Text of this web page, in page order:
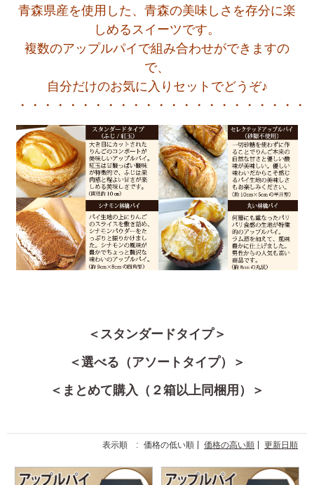
青森県産を使用した、青森の美味しさを存分に楽
しめるスイーツです。
複数のアップルパイで組み合わせができますの
で、
自分だけのお気に入りセットでどうぞ♪
・・・・・・・・・・・・・・・・・・・・・・・
＜スタンダードタイプ＞
＜選べる（アソートタイプ）＞
＜まとめて購入（２箱以上同梱用）＞
表示順 : 価格の低い順 価格の高い順 更新日順